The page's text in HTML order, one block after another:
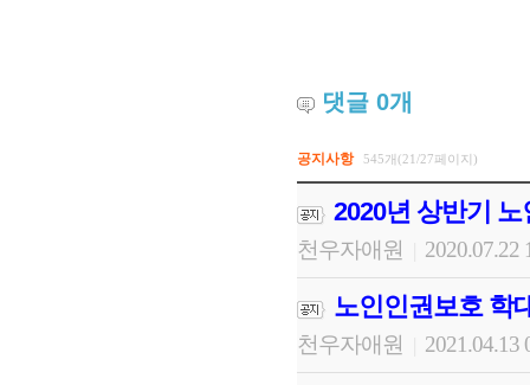
댓글 0개
공지사항 545개(21/27페이지)
2020년 상반기
천우자애원 2020.07.22
노인인권보호 학
천우자애원 2021.04.13